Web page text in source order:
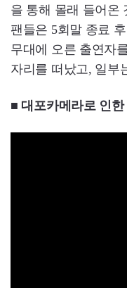
을 통해 몰래 들어온
팬들은 5회말 종료
무대에 오른 출연자
자리를 떠났고, 일부
■ 대포카메라로 인